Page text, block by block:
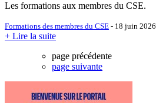
Les formations aux membres du CSE.
Formations des membres du CSE - 18 juin 2026
+ Lire la suite
page précédente
page suivante